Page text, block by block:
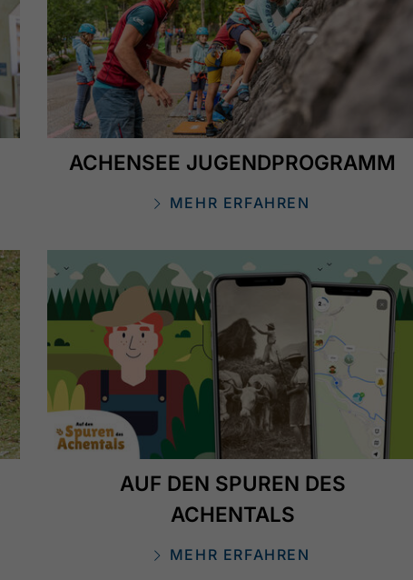
ACHENSEE JUGENDPROGRAMM
MEHR ERFAHREN
AUF DEN SPUREN DES
ACHENTALS
MEHR ERFAHREN